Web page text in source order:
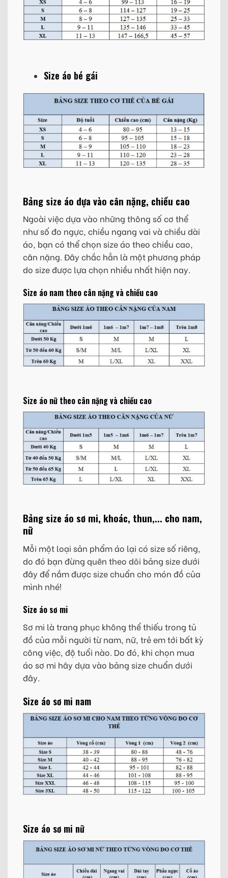
Size áo bé gái
Bảng size áo dựa vào cân nặng, chiều cao
Ngoài việc dựa vào những thông số cơ thể
như số đo ngực, chiều ngang vai và chiều dài
áo, bạn có thể chọn size áo theo chiều cao,
cân nặng. Đây chắc hẳn là một phương pháp
do size được lựa chọn nhiều nhất hiện nay.
Size áo nam theo cân nặng và chiều cao
Size áo nữ theo cân nặng và chiều cao
Bảng size áo sơ mi, khoác, thun,... cho nam,
nữ
Mỗi một loại sản phẩm áo lại có size số riêng,
do đó bạn đừng quên theo dõi bảng size dưới
đây để nắm được size chuẩn cho món đồ của
mình nhé!
Size áo sơ mi
Sơ mi là trang phục không thể thiếu trong tủ
đồ của mỗi người từ nam, nữ, trẻ em tới bất kỳ
công việc, độ tuổi nào. Do đó, khi chọn mua
áo sơ mi hãy dựa vào bảng size chuẩn dưới
đây.
Size áo sơ mi nam
Size áo sơ mi nữ